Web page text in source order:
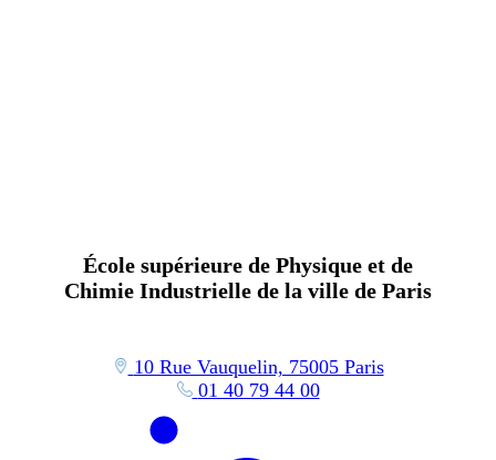
École supérieure de Physique et de
Chimie Industrielle de la ville de Paris
10 Rue Vauquelin, 75005 Paris
01 40 79 44 00